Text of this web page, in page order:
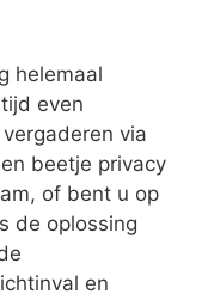
helemaal
even
via
beetje privacy
of bent u op
de oplossing
en